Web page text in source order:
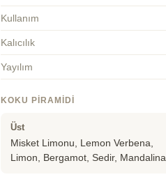
Kullanım
Kalıcılık
Yayılım
KOKU PIRAMIDI
Üst
Misket Limonu, Lemon Verbena,
Limon, Bergamot, Sedir, Mandalina